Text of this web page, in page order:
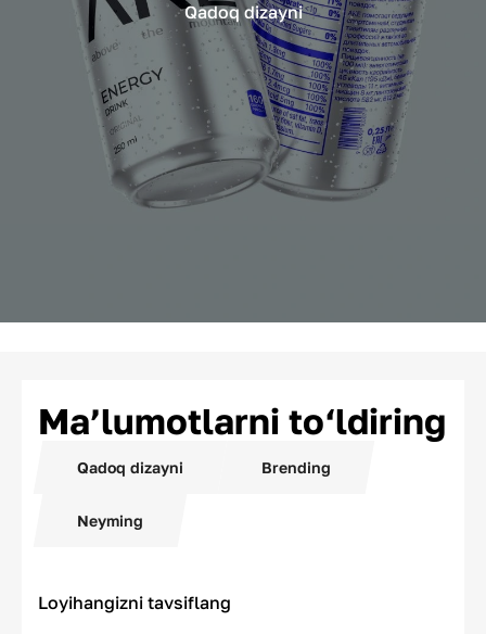
Qadoq dizayni
Ma’lumotlarni to‘ldiring
Qadoq dizayni Brending
Neyming
Loyihangizni tavsiflang